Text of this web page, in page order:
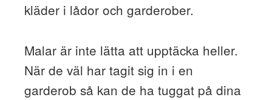
kläder i lådor och garderober.
Malar är inte lätta att upptäcka heller.
När de väl har tagit sig in i en
garderob så kan de ha tuggat på dina